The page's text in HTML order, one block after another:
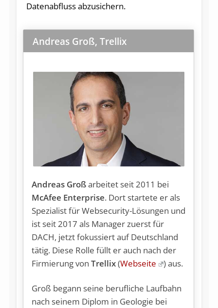
Datenabfluss abzusichern.
Andreas Groß, Trellix
Andreas Großarbeitet seit 2011 bei
McAfee Enterprise. Dort startete er als
Spezialist für Websecurity-Lösungen und
ist seit 2017 als Manager zuerst für
DACH, jetzt fokussiert auf Deutschland
tätig. Diese Rolle füllt er auch nach der
Firmierung vonTrellix(Webseite ) aus.
Groß begann seine berufliche Laufbahn
nach seinem Diplom in Geologie bei